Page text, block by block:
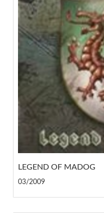
LEGEND OF MADOG
03/2009